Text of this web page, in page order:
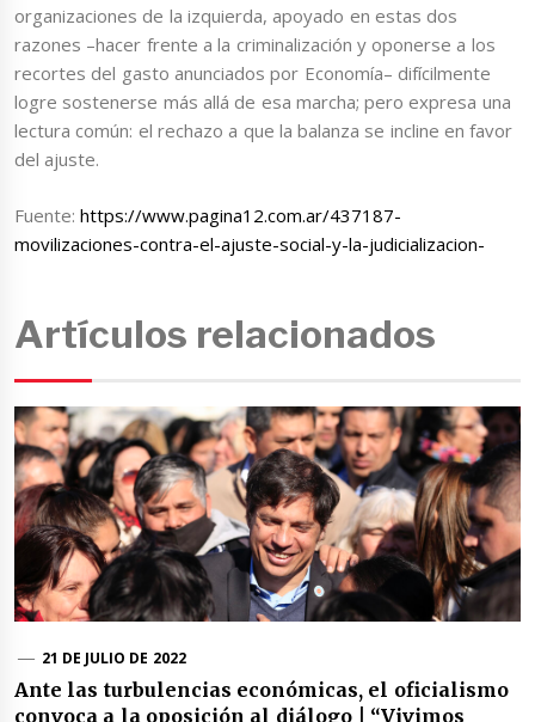
organizaciones de la izquierda, apoyado en estas dos
razones –hacer frente a la criminalización y oponerse a los
recortes del gasto anunciados por Economía– difícilmente
logre sostenerse más allá de esa marcha; pero expresa una
lectura común: el rechazo a que la balanza se incline en favor
del ajuste.
Fuente:https://www.pagina12.com.ar/437187-
movilizaciones-contra-el-ajuste-social-y-la-judicializacion-
Artículos relacionados
21 DE JULIO DE 2022
Ante las turbulencias económicas, el oficialismo
convoca a la oposición al diálogo | “Vivimos